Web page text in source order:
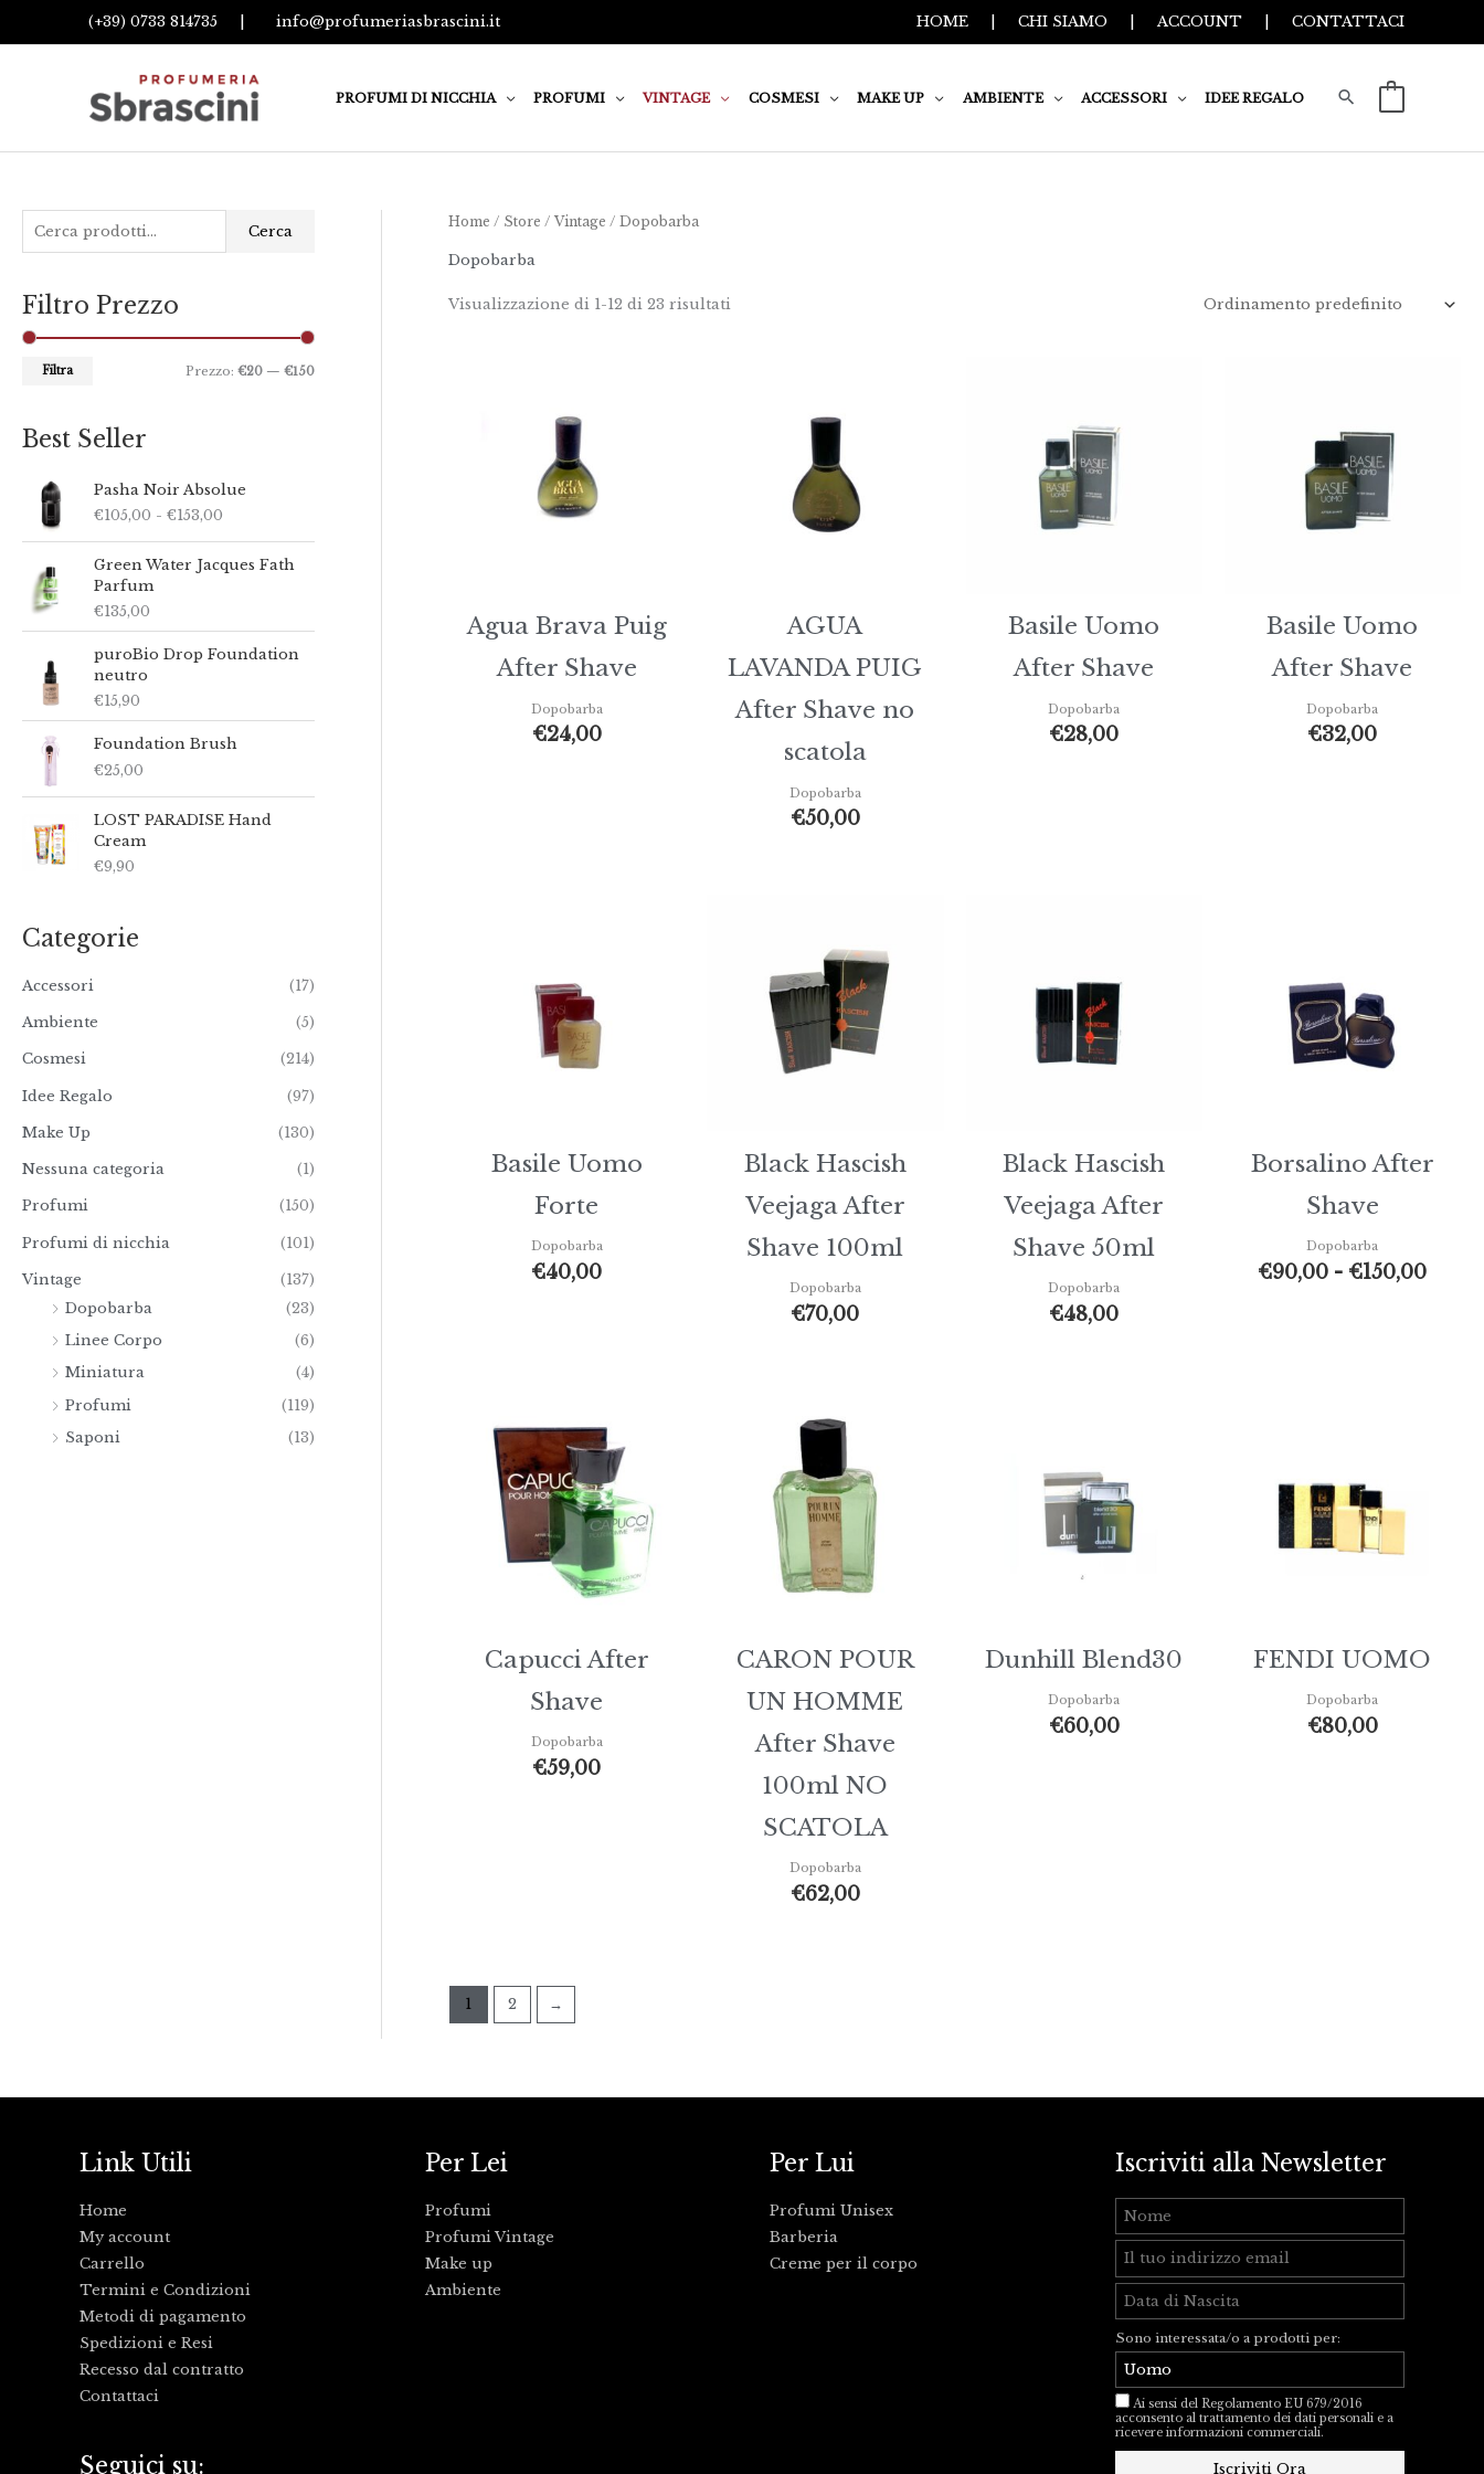
(+39) 0733 814735 info@profumeriasbrascini.it HOME CHI SIAMO |ACCOUNT CONTATTACI
PROFUMI DI NICCHIA PROFUMI VINTAGE COSMESI MAKE UP AMBIENTE ACCESSORI IDEE REGALO
e
c
a
Cerca
Filtro Prezzo
z
o
z
o
Filtra Prezzo: €20 — €150
Best Seller
Pasha Noir Absolue
€105,00 - €153,00
F
a
c
i
i
p
o
d
a
Green Water Jacques Fath
Parfum
€135,00
puroBio Drop Foundation
neutro
€15,90
Foundation Brush
€25,00
LOST PARADISE Hand
Cream
€9,90
Categorie
Accessori
(17)
Ambiente
(5)
Cosmesi
(214)
Idee Regalo
(97)
Make Up
(130)
Nessuna categoria
(1)
Profumi
(150)
Profumi di nicchia
(101)
Vintage
(137)
Dopobarba
(23)
Linee Corpo
(6)
Miniatura
(4)
Profumi
(119)
Saponi
(13)
Home / Store / Vintage / Dopobarba
Dopobarba
Visualizzazione di 1-12 di 23 risultati
Agua Brava Puig
After Shave
Dopobarba
€24,00
AGUA
LAVANDA PUIG
After Shave no
scatola
Dopobarba
€50,00
Basile Uomo
After Shave
Dopobarba
€28,00
Basile Uomo
After Shave
Dopobarba
€32,00
Basile Uomo
Forte
Dopobarba
€40,00
Black Hascish
Veejaga After
Shave 100ml
Dopobarba
€70,00
Black Hascish
Veejaga After
Shave 50ml
Dopobarba
€48,00
Borsalino After
Shave
Dopobarba
€90,00 - €150,00
Capucci After
Shave
Dopobarba
€59,00
CARON POUR
UN HOMME
After Shave
100ml NO
SCATOLA
Dopobarba
€62,00
Dunhill Blend30
Dopobarba
€60,00
FENDI UOMO
Dopobarba
€80,00
1 2 →
Link Utili
Home
My account
Carrello
Termini e Condizioni
Metodi di pagamento
Spedizioni e Resi
Recesso dal contratto
Contattaci
Seguici su:
Per Lei
Profumi
Profumi Vintage
Make up
Ambiente
Per Lui
Profumi Unisex
Barberia
Creme per il corpo
Iscriviti alla Newsletter
Sono interessata/o a prodotti per:
Ai sensi del Regolamento EU 679/2016
acconsento al trattamento dei dati personali e a
ricevere informazioni commerciali.